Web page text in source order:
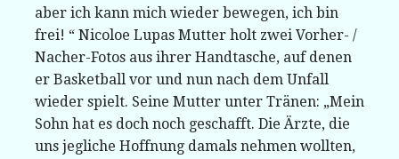
aber ich kann mich wieder bewegen, ich bin
frei! “ Nicoloe Lupas Mutter holt zwei Vorher- /
Nacher-Fotos aus ihrer Handtasche, auf denen
er Basketball vor und nun nach dem Unfall
wieder spielt. Seine Mutter unter Tränen: „Mein
Sohn hat es doch noch geschafft. Die Ärzte, die
uns jegliche Hoffnung damals nehmen wollten,